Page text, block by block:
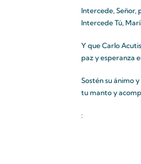
Intercede, Señor,
Intercede Tú,
Y que Carlo
paz y esperanza
Sostén su ánimo
tu manto y
: